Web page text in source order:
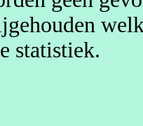
statistiek.